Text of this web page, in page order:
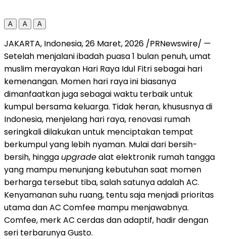
A A A
JAKARTA, Indonesia,26 Maret, 2026 /PRNewswire/ —
Setelah menjalani ibadah puasa 1 bulan penuh, umat
muslim merayakan Hari Raya Idul Fitri sebagai hari
kemenangan. Momen hari raya ini biasanya
dimanfaatkan juga sebagai waktu terbaik untuk
kumpul bersama keluarga. Tidak heran, khususnya di
Indonesia, menjelang hari raya, renovasi rumah
seringkali dilakukan untuk menciptakan tempat
berkumpul yang lebih nyaman. Mulai dari bersih-
bersih, hingga upgradealat elektronik rumah tangga
yang mampu menunjang kebutuhan saat momen
berharga tersebut tiba, salah satunya adalah AC.
Kenyamanan suhu ruang, tentu saja menjadi prioritas
utama dan AC Comfee mampu menjawabnya.
Comfee, merk AC cerdas dan adaptif, hadir dengan
seri terbarunya Gusto.